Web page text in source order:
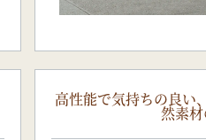
高性能で気持ちの良い
然素